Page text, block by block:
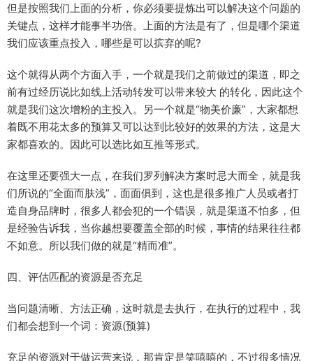
但是按照我们上面的分析，你必须要提炼出可以解决这个问题的
关键点，这样才能事半功倍。上面的方法是有了，但是哪个渠道
我们应该重点投入，哪些是可以摈弃的呢?
这个就得从两个方面入手，一个就是我们之前做过的渠道，即之
前有过经历说比如线上活动转发可以带来较大 的转化，因此这个
就是我们这次增粉的主投入。另一个就是“物美价廉”，大家都想
着既不用花太多的预算又可以达到比较好的效果的方法，这是大
家都喜欢的。因此可以选比如互推等形式。
在这里还要强大一点，在我们罗列解决方案时忌大而全，就是我
们所说的“全面而肤浅”，面面俱到，这也是很多推广人员或者打
造自身品牌时，很多人都会犯的一个错误，就是渠道不怕多，但
是经验告诉我，当你越想要覆盖全部的时候，事情的结果往往都
不如意。所以我们做的就是“精而准”。
四、评估匹配的资源是否充足
当问题清晰、方法正确，这时就是去执行，在执行的过程中，我
们都会想到一个词：资源(预算)
充足的资源对于做运营来说，那肯定是笑嘻嘻的，不过很多情况